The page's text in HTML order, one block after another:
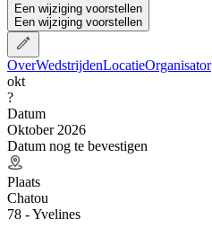
Een wijziging voorstellen
Een wijziging voorstellen
OverWedstrijdenLocatieOrganisator
okt
?
Datum
Oktober 2026
Datum nog te bevestigen
Plaats
Chatou
78 - Yvelines